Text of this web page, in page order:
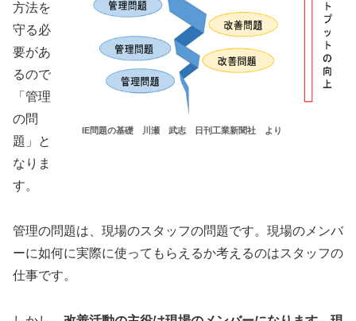
IE問題の基礎 川瀬 武志 日刊工業新聞社 より
方法を
守る必
要があ
るので
「管理
の問
題」と
なりま
す。
管理の問題は、現場のスタッフの問題です。現場のメンバ
ーに如何に実際に使ってもらえるか考えるのはスタッフの
仕事です。